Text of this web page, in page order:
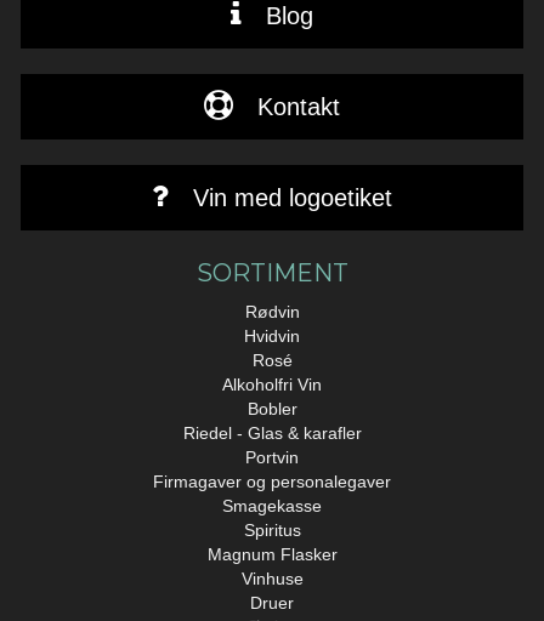
Blog
Kontakt
Vin med logoetiket
SORTIMENT
Rødvin
Hvidvin
Rosé
Alkoholfri Vin
Bobler
Riedel - Glas & karafler
Portvin
Firmagaver og personalegaver
Smagekasse
Spiritus
Magnum Flasker
Vinhuse
Druer